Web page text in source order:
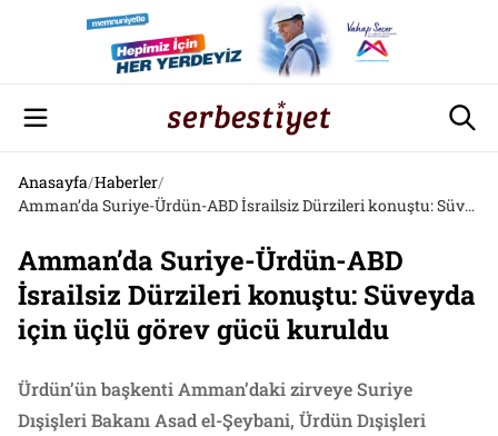
Anasayfa/Haberler/
Amman’da Suriye-Ürdün-ABD İsrailsiz Dürzileri konuştu: Süveyda için üçlü görev gücü kuruldu
Amman’da Suriye-Ürdün-ABD
İsrailsiz Dürzileri konuştu: Süveyda
için üçlü görev gücü kuruldu
Ürdün’ün başkenti Amman’daki zirveye Suriye
Dışişleri Bakanı Asad el-Şeybani, Ürdün Dışişleri